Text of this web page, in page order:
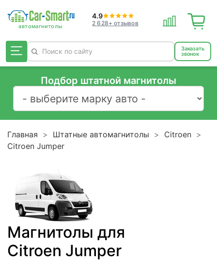
4.9
2 628+ отзывов
Заказать
звонок
Подбор штатной магнитолы
Главная Штатные автомагнитолы
Citroen
Citroen Jumper
Магнитолы для
Citroen Jumper